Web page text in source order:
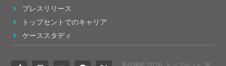
プレスリリース
トップセントでのキャリア
ケーススタディ